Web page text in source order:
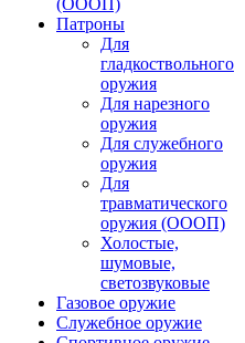
(ОООП)
Патроны
Для
гладкоствольного
оружия
Для нарезного
оружия
Для служебного
оружия
Для
травматического
оружия (ОООП)
Холостые,
шумовые,
светозвуковые
Газовое оружие
Служебное оружие